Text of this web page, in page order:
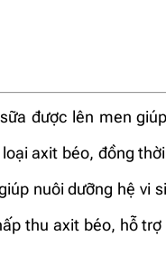
được lên men
axit béo, đồng
nuôi dưỡng hệ vi
thu axit béo, hỗ